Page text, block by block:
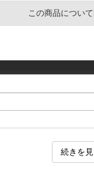
この商品につい
続きを見